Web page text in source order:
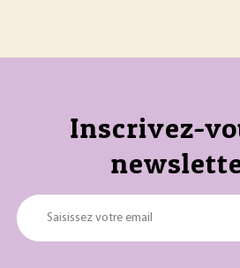
Inscrivez-
Saisissez votre email